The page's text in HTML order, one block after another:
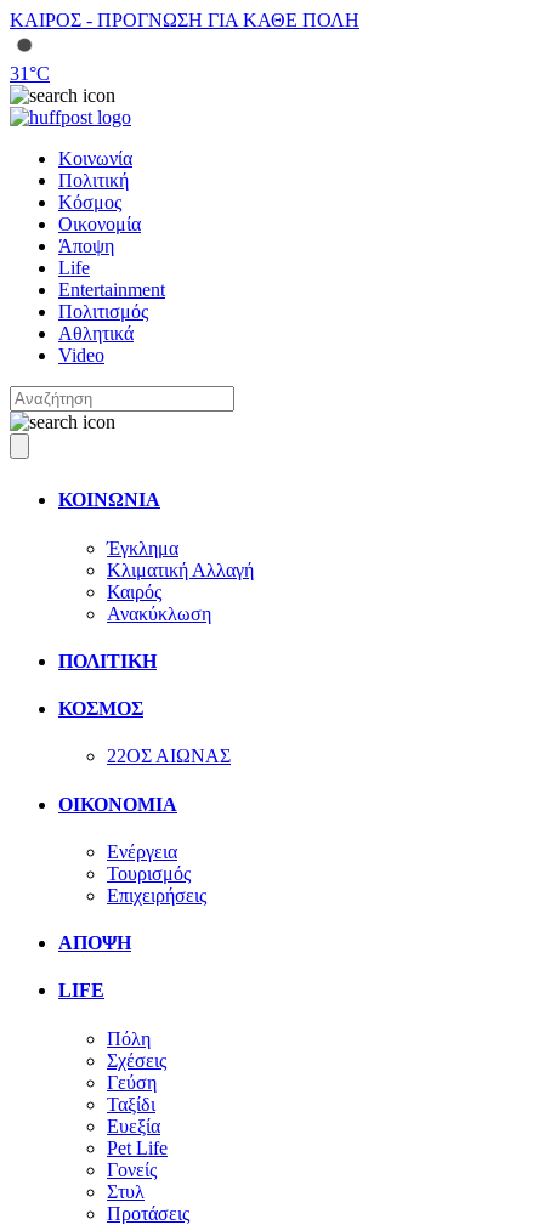
ΚΑΙΡΟΣ - ΠΡΟΓΝΩΣΗ ΓΙΑ ΚΑΘΕ ΠΟΛΗ
31°C
Κοινωνία
Πολιτική
Κόσμος
Οικονομία
Άποψη
Life
Entertainment
Πολιτισμός
Αθλητικά
Video
ΚΟΙΝΩΝΙΑ
Έγκλημα
Κλιματική Αλλαγή
Καιρός
Ανακύκλωση
ΠΟΛΙΤΙΚΗ
ΚΟΣΜΟΣ
22ΟΣ ΑΙΩΝΑΣ
ΟΙΚΟΝΟΜΙΑ
Ενέργεια
Τουρισμός
Επιχειρήσεις
ΑΠΟΨΗ
LIFE
Πόλη
Σχέσεις
Γεύση
Ταξίδι
Ευεξία
Pet Life
Γονείς
Στυλ
Προτάσεις